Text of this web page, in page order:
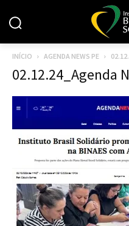
INÍCIO AGENDA NEWS PE
02.12.24_Agenda